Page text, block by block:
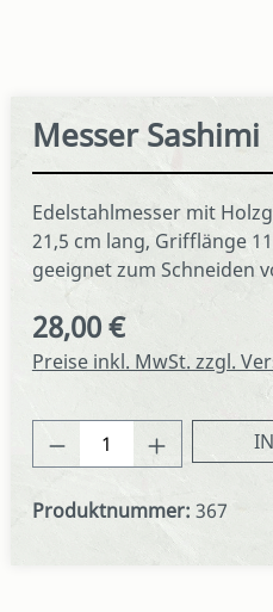
Messer Sashimi
Edelstahlmesser mit
21,5 cm lang, Grifflänge
geeignet zum Schneiden
Regulärer Preis:
28,00 €
Preise inkl. MwSt. zzgl.
Produkt Anzahl:
Produktnummer: 367